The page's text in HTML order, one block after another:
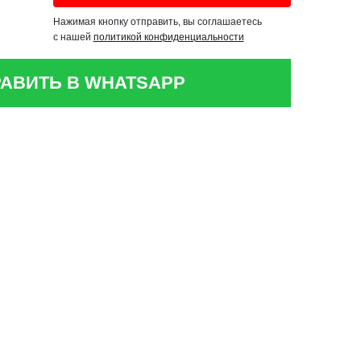
Нажимая кнопку отправить, вы соглашаетесь
с нашей политикой конфиденциальности
В WHATSAPP